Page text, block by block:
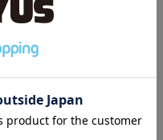
みさき
163cm